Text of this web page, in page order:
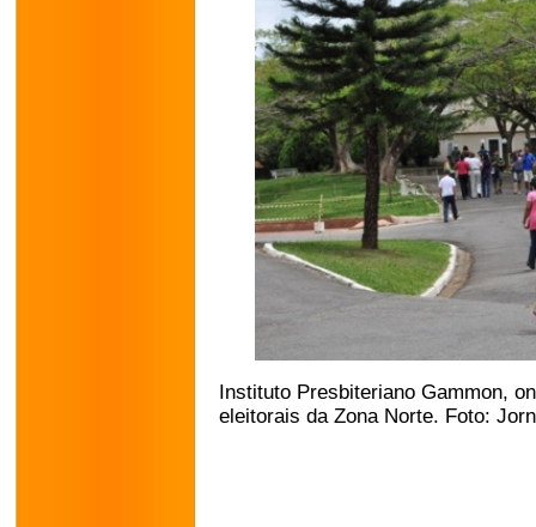
Instituto Presbiteriano Gammon,
eleitorais da Zona Norte. Foto: